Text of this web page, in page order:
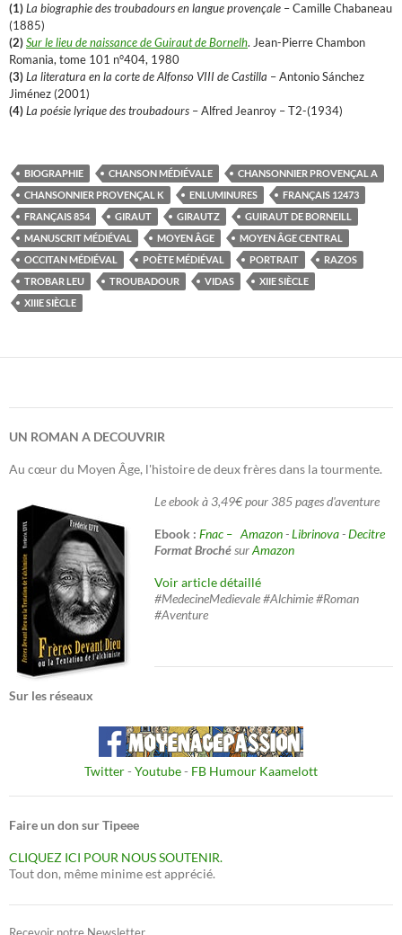
(1)La biographie des troubadours en langue provençale – Camille Chabaneau
(1885)
(2)Sur le lieu de naissance de Guiraut de Bornelh. Jean-Pierre Chambon
Romania, tome 101 n°404, 1980
(3)La literatura en la corte de Alfonso VIII de Castilla – Antonio Sánchez
Jiménez (2001)
(4)La poésie lyrique des troubadours – Alfred Jeanroy – T2-(1934)
BIOGRAPHIE CHANSON MÉDIÉVALE
CHANSONNIER PROVENÇAL A
CHANSONNIER PROVENÇAL K
ENLUMINURES
FRANÇAIS 12473
FRANÇAIS 854
GIRAUT GIRAUTZ
GUIRAUT DE BORNEILL
MANUSCRIT MÉDIÉVAL
MOYEN ÂGE
MOYEN ÂGE CENTRAL
OCCITAN MÉDIÉVAL
POÈTE MÉDIÉVAL PORTRAIT
RAZOS
TROBAR LEU
TROUBADOUR VIDAS
XIIE SIÈCLE
XIIIE SIÈCLE
UN ROMAN A DECOUVRIR
Au cœur du Moyen Âge, l'histoire de deux frères dans la tourmente.
Le ebook à 3,49€ pour 385 pages d'aventure
Ebook : Fnac – Amazon-Librinova-Decitre
Format BrochésurAmazon
Voir article détaillé
#MedecineMedievale #Alchimie #Roman
#Aventure
Sur les réseaux
Twitter- Youtube- FB Humour Kaamelott
Faire un don sur Tipeee
CLIQUEZ ICI POUR NOUS SOUTENIR.
Tout don, même minime est apprécié.